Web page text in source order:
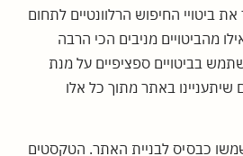
ביטויי החיפוש הרלוונטיים לתחום
מהביטויים מניבים הכי הרבה
בביטויים ספציפיים על מנת
באתר מתוך כל אלו
כבסיס לבניית האתר. הטקסטים